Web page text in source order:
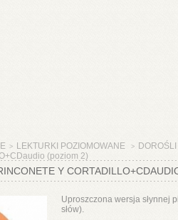
> LEKTURKI POZIOMOWANE > DOROŚLI
(poziom 2)
Y
Uproszczona wersja słynnej
słów).